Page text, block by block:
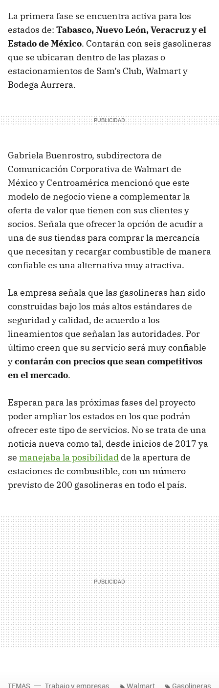
La primera fase se encuentra activa para los
estados de: Tabasco, Nuevo León, Veracruz y el
Estado de México. Contarán con seis gasolineras
que se ubicaran dentro de las plazas o
estacionamientos de Sam’s Club, Walmart y
Bodega Aurrera.
Gabriela Buenrostro, subdirectora de
Comunicación Corporativa de Walmart de
México y Centroamérica mencionó que este
modelo de negocio viene a complementar la
oferta de valor que tienen con sus clientes y
socios. Señala que ofrecer la opción de acudir a
una de sus tiendas para comprar la mercancía
que necesitan y recargar combustible de manera
confiable es una alternativa muy atractiva.
La empresa señala que las gasolineras han sido
construidas bajo los más altos estándares de
seguridad y calidad, de acuerdo a los
lineamientos que señalan las autoridades. Por
último creen que su servicio será muy confiable
ycontarán con precios que sean competitivos
en el mercado.
Esperan para las próximas fases del proyecto
poder ampliar los estados en los que podrán
ofrecer este tipo de servicios. No se trata de una
noticia nueva como tal, desde inicios de 2017 ya
se manejaba la posibilidad de la apertura de
estaciones de combustible, con un número
previsto de 200 gasolineras en todo el país.
TEMAS Trabajo y empresas Walmart Gasolineras